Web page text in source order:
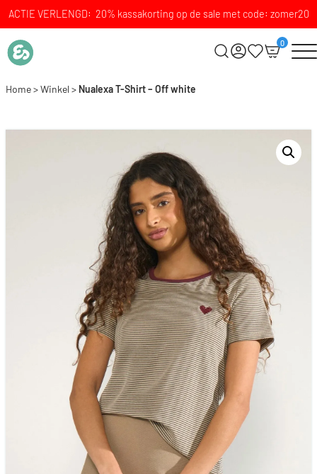
ACTIE VERLENGD: 20% kassakorting op de sale met code: zomer20
0
Home>Winkel> Nualexa T-Shirt – Off white